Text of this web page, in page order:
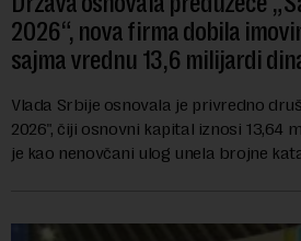
2026“, nova firma dobila
sajma vrednu 13,6 milijardi
Vlada Srbije osnovala je privredno
2026", čiji osnovni kapital iznosi 13,64
je kao nenovčani ulog unela brojne